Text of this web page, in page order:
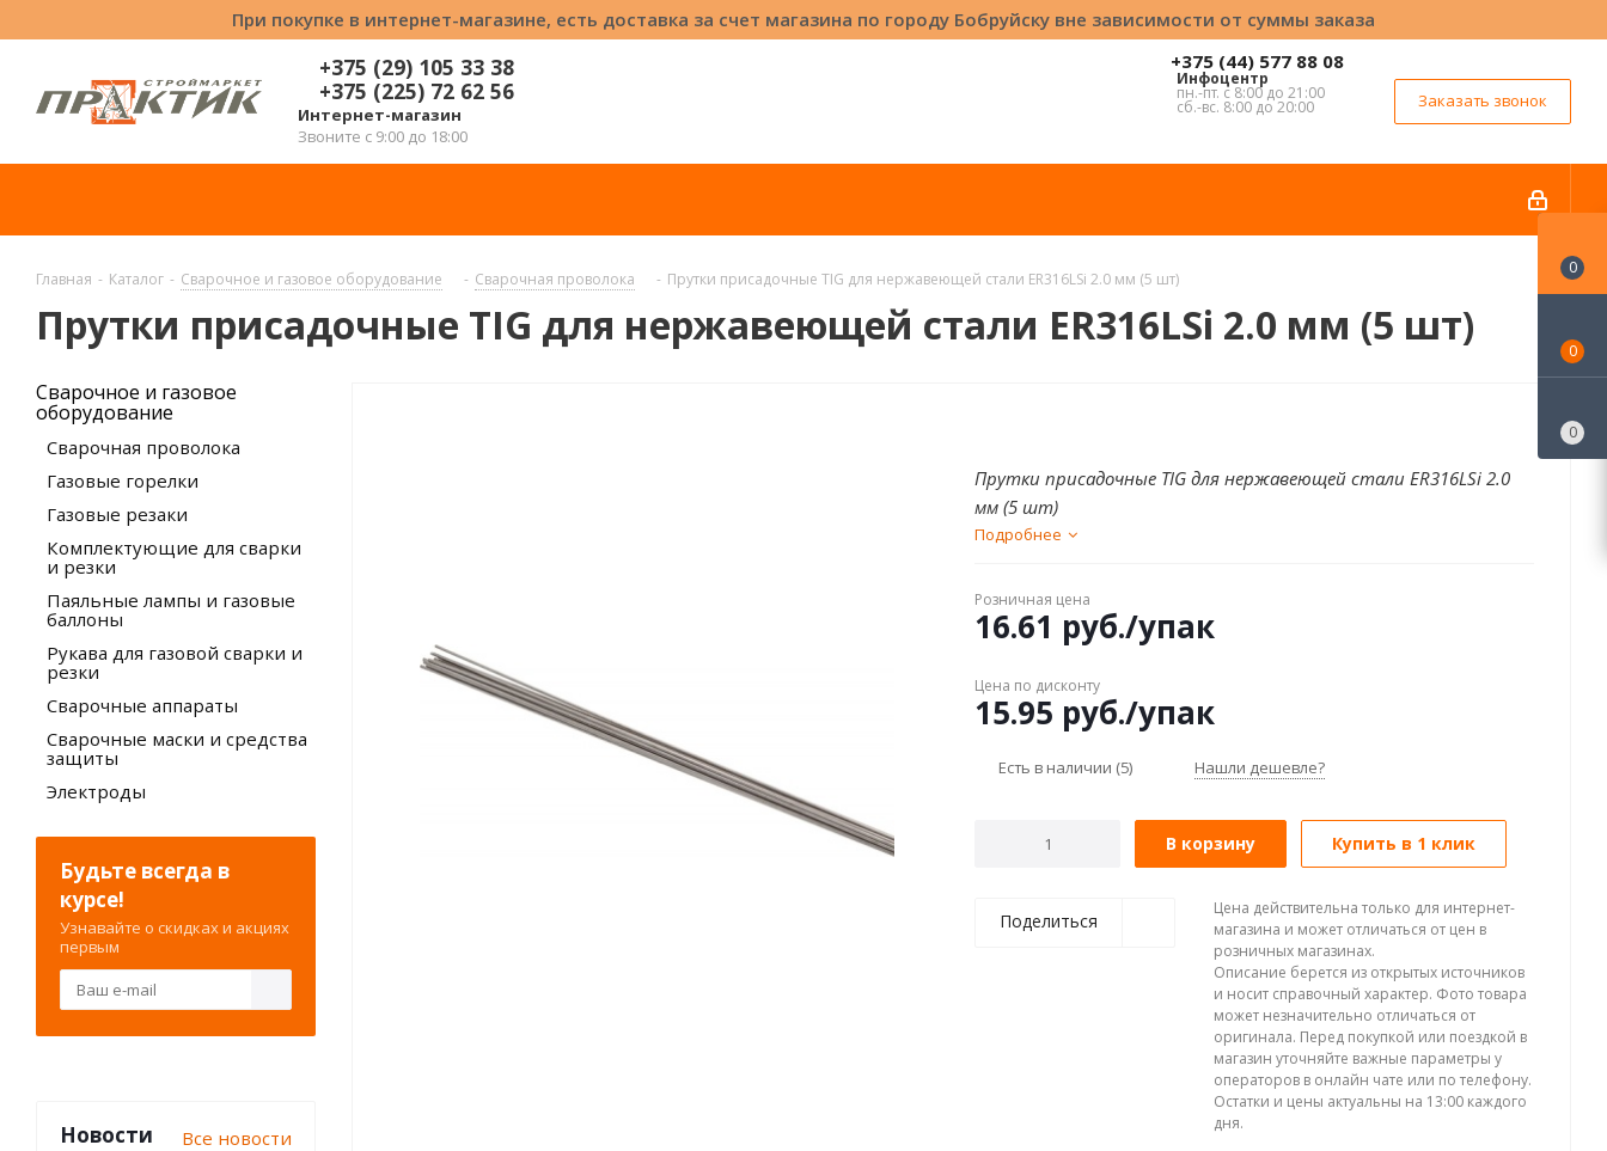
При покупке в интернет-магазине, есть доставка за счет магазина по городу Бобруйску вне зависимости от суммы заказа
+375 (29) 105 33 38
+375 (225) 72 62 56
Интернет-магазин
Звоните с 9:00 до 18:00
+375 (44) 577 88 08
Инфоцентр
пн.-пт. с 8:00 до 21:00
сб.-вс. 8:00 до 20:00 Заказать звонок
Главная - Каталог - Сварочное и газовое оборудование - Сварочная проволока - Прутки присадочные TIG для нержавеющей стали ER316LSi 2.0 мм (5 шт)
Прутки присадочные TIG для нержавеющей стали ER316LSi 2.0 мм (5 шт)
Прутки присадочные TIG для нержавеющей стали ER316LSi 2.0
мм (5 шт)
Подробнее
Розничная цена
16.61 руб./упак
Цена по дисконту
15.95 руб./упак
Есть в наличии (5) Нашли дешевле?
В корзину Купить в 1 клик
Поделиться
Цена действительна только для интернет-
магазина и может отличаться от цен в
розничных магазинах.
Описание берется из открытых источников
и носит справочный характер. Фото товара
может незначительно отличаться от
оригинала. Перед покупкой или поездкой в
магазин уточняйте важные параметры у
операторов в онлайн чате или по телефону.
Остатки и цены актуальны на 13:00 каждого
дня.
Сварочное и газовое
оборудование
Сварочная проволока
Газовые горелки
Газовые резаки
Комплектующие для сварки
и резки
Паяльные лампы и газовые
баллоны
Рукава для газовой сварки и
резки
Сварочные аппараты
Сварочные маски и средства
защиты
Электроды
Будьте всегда в
курсе!
Узнавайте о скидках и акциях
первым
Новости Все новости
0
0
0